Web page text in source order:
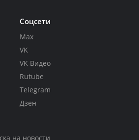
Соцсети
Max
VK
VK Видео
Rutube
Telegram
Дзен
на новости